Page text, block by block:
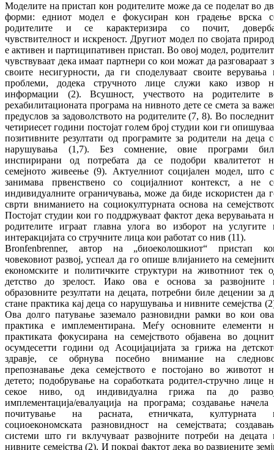
Моделите на пристап кон родителите може да се поделат во
форми: едниот модел е фокусиран кон градење врска
родителите и се карактеризира со почит,
чувствителност и искреност. Другиот модел по својата
е активен и партиципативен пристап. Во овој модел,
чувствуваат дека имаат партнери со кои можат да разговараат
своите несигурности, да ги споделуваат своите верувања
проблеми, додека стручното лице служи како извор
информации (2). Всушност, учеството на родителите
рехабилитационата програма на нивното дете се смета за
предуслов за задоволството на родителите (7, 8). Во
четириесет години постојат голем број студии кои ги
позитивните резултати од програмите за родители на деца
нарушувања (1,7). Без сомнение, овие програми
инспирирани од потребата да се подобри квалитетот
семејното живеење (9). Актуелниот социјален модел, што
занимава првенствено со социјалниот контекст, а не
индивидуалните ограничувања, може да биде искористен да
сврти вниманието на социокултурната основа на
Постојат студии кои го поддржуваат фактот дека верувањата
родителите играат главна улога во изборот на услугите
интеракцијата со стручните лица кои работат со нив (11).
Bronfenbrenner, автор на „биоеколошкиот“ пристап
човековиот развој, успеал да го опише влијанието на
економските и политичките структури на животниот тек
детство до зрелост. Иако ова е основа за развојните
образовните резултати на децата, потребни биле децении за
стане практика кај деца со нарушувања и нивните семејства
Ова долго патување заземало разновидни рамки во кои
практика е имплементирана. Меѓу основните елементи
практиката фокусирана на семејството објавена во
осумдесетти години од Асоцијацијата за грижа на
здравје, се обрнува посебно внимание на
препознавање дека семејството е постојано во животот
детето; подобрување на соработката родител-стручно лице
секое ниво, од индивидуална грижа па до
имплементација/евалуација на програма; создавање
почитување на расната, етничката, културната
социоекономската разновидност на семејствата;
системи што ги вклучуваат развојните потреби на децата
нивните семејства (2). И покрај фактот дека во развиените